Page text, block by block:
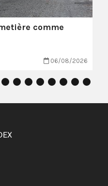
comme
06/08/2026